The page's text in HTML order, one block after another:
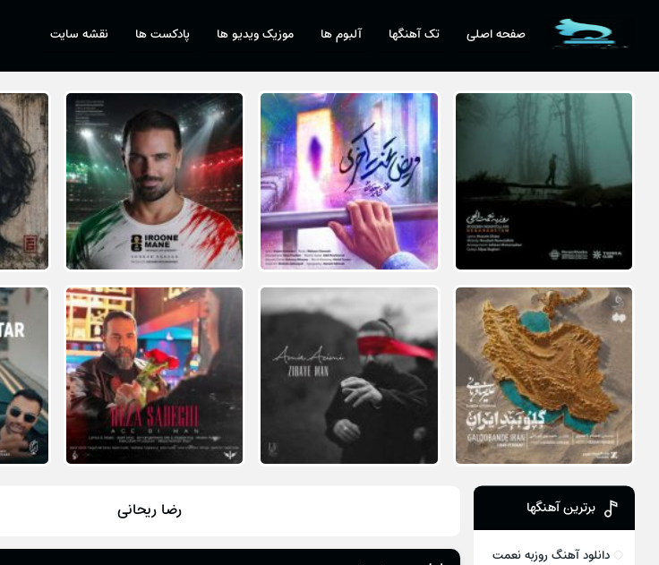
صفحه اصلی تک آهنگها آلبوم ها موزیک ویدیو ها پادکست ها نقشه سایت
رضا ریحانی برترین آهنگها
دانلود آهنگ روزبه نعمت